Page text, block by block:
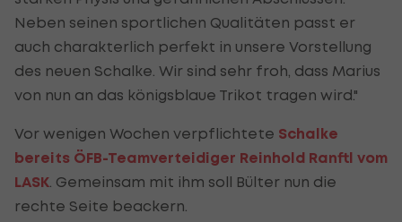
Neben seinen sportlichen Qualitäten passt er
auch charakterlich perfekt in unsere Vorstellung
des neuen Schalke. Wir sind sehr froh, dass Marius
von nun an das königsblaue Trikot tragen wird."
Vor wenigen Wochen verpflichtete Schalke
bereits ÖFB-Teamverteidiger Reinhold Ranftl vom
LASK . Gemeinsam mit ihm soll Bülter nun die
rechte Seite beackern.